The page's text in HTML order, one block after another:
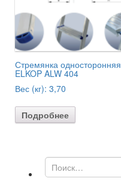
Стремянка односторонняя
ELKOP ALW 404
Вес (кг): 3,70
Подробнее
Поиск
по